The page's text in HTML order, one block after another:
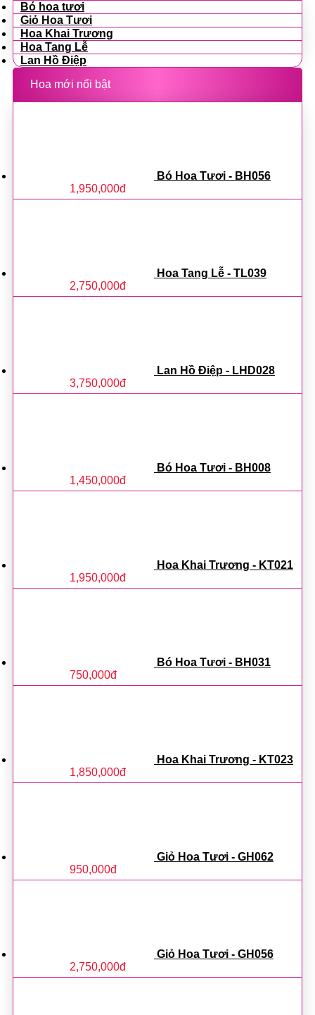
Bó hoa tươi
Giỏ Hoa Tươi
Hoa Khai Trương
Hoa Tang Lễ
Lan Hồ Điệp
Hoa mới nổi bật
Bó Hoa Tươi - BH056
1,950,000đ
Hoa Tang Lễ - TL039
2,750,000đ
Lan Hồ Điệp - LHD028
3,750,000đ
Bó Hoa Tươi - BH008
1,450,000đ
Hoa Khai Trương - KT021
1,950,000đ
Bó Hoa Tươi - BH031
750,000đ
Hoa Khai Trương - KT023
1,850,000đ
Giỏ Hoa Tươi - GH062
950,000đ
Giỏ Hoa Tươi - GH056
2,750,000đ